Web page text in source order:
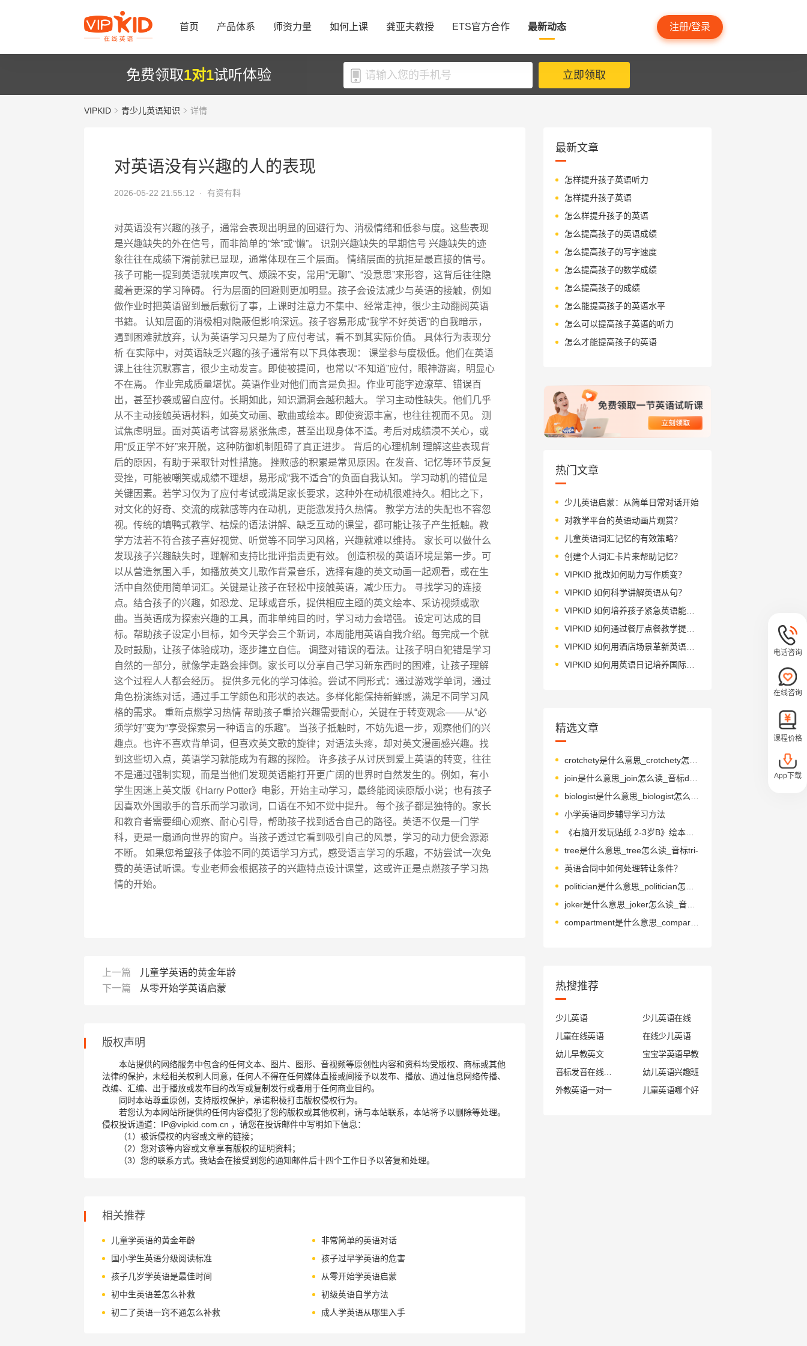
首页 产品体系 师资力量 如何上课 龚亚夫教授 ETS官方合作 最新动态 注册/登录
免费领取1对1试听体验 立即领取
VIPKID 青少儿英语知识 详情
对英语没有兴趣的人的表现
2026-05-22 21:55:12 · 有资有料
对英语没有兴趣的孩子，通常会表现出明显的回避行为、消极情绪和低参与度。这些表现
是兴趣缺失的外在信号，而非简单的“笨”或“懒”。 识别兴趣缺失的早期信号 兴趣缺失的迹
象往往在成绩下滑前就已显现，通常体现在三个层面。 情绪层面的抗拒是最直接的信号。
孩子可能一提到英语就唉声叹气、烦躁不安，常用“无聊”、“没意思”来形容，这背后往往隐
藏着更深的学习障碍。 行为层面的回避则更加明显。孩子会设法减少与英语的接触，例如
做作业时把英语留到最后敷衍了事，上课时注意力不集中、经常走神，很少主动翻阅英语
书籍。 认知层面的消极相对隐蔽但影响深远。孩子容易形成“我学不好英语”的自我暗示，
遇到困难就放弃，认为英语学习只是为了应付考试，看不到其实际价值。 具体行为表现分
析 在实际中，对英语缺乏兴趣的孩子通常有以下具体表现： 课堂参与度极低。他们在英语
课上往往沉默寡言，很少主动发言。即使被提问，也常以“不知道”应付，眼神游离，明显心
不在焉。 作业完成质量堪忧。英语作业对他们而言是负担。作业可能字迹潦草、错误百
出，甚至抄袭或留白应付。长期如此，知识漏洞会越积越大。 学习主动性缺失。他们几乎
从不主动接触英语材料，如英文动画、歌曲或绘本。即使资源丰富，也往往视而不见。 测
试焦虑明显。面对英语考试容易紧张焦虑，甚至出现身体不适。考后对成绩漠不关心，或
用“反正学不好”来开脱，这种防御机制阻碍了真正进步。 背后的心理机制 理解这些表现背
后的原因，有助于采取针对性措施。 挫败感的积累是常见原因。在发音、记忆等环节反复
受挫，可能被嘲笑或成绩不理想，易形成“我不适合”的负面自我认知。 学习动机的错位是
关键因素。若学习仅为了应付考试或满足家长要求，这种外在动机很难持久。相比之下，
对文化的好奇、交流的成就感等内在动机，更能激发持久热情。 教学方法的失配也不容忽
视。传统的填鸭式教学、枯燥的语法讲解、缺乏互动的课堂，都可能让孩子产生抵触。教
学方法若不符合孩子喜好视觉、听觉等不同学习风格，兴趣就难以维持。 家长可以做什么
发现孩子兴趣缺失时，理解和支持比批评指责更有效。 创造积极的英语环境是第一步。可
以从营造氛围入手，如播放英文儿歌作背景音乐，选择有趣的英文动画一起观看，或在生
活中自然使用简单词汇。关键是让孩子在轻松中接触英语，减少压力。 寻找学习的连接
点。结合孩子的兴趣，如恐龙、足球或音乐，提供相应主题的英文绘本、采访视频或歌
曲。当英语成为探索兴趣的工具，而非单纯目的时，学习动力会增强。 设定可达成的目
标。帮助孩子设定小目标，如今天学会三个新词，本周能用英语自我介绍。每完成一个就
及时鼓励，让孩子体验成功，逐步建立自信。 调整对错误的看法。让孩子明白犯错是学习
自然的一部分，就像学走路会摔倒。家长可以分享自己学习新东西时的困难，让孩子理解
这个过程人人都会经历。 提供多元化的学习体验。尝试不同形式：通过游戏学单词，通过
角色扮演练对话，通过手工学颜色和形状的表达。多样化能保持新鲜感，满足不同学习风
格的需求。 重新点燃学习热情 帮助孩子重拾兴趣需要耐心，关键在于转变观念——从“必
须学好”变为“享受探索另一种语言的乐趣”。 当孩子抵触时，不妨先退一步，观察他们的兴
趣点。也许不喜欢背单词，但喜欢英文歌的旋律；对语法头疼，却对英文漫画感兴趣。找
到这些切入点，英语学习就能成为有趣的探险。 许多孩子从讨厌到爱上英语的转变，往往
不是通过强制实现，而是当他们发现英语能打开更广阔的世界时自然发生的。例如，有小
学生因迷上英文版《Harry Potter》电影，开始主动学习，最终能阅读原版小说；也有孩子
因喜欢外国歌手的音乐而学习歌词，口语在不知不觉中提升。 每个孩子都是独特的。家长
和教育者需要细心观察、耐心引导，帮助孩子找到适合自己的路径。英语不仅是一门学
科，更是一扇通向世界的窗户。当孩子透过它看到吸引自己的风景，学习的动力便会源源
不断。 如果您希望孩子体验不同的英语学习方式，感受语言学习的乐趣，不妨尝试一次免
费的英语试听课。专业老师会根据孩子的兴趣特点设计课堂，这或许正是点燃孩子学习热
情的开始。
上一篇
儿童学英语的黄金年龄
下一篇
从零开始学英语启蒙
版权声明
本站提供的网络服务中包含的任何文本、图片、图形、音视频等原创性内容和资料均受版权、商标或其他
法律的保护，未经相关权利人同意，任何人不得在任何媒体直接或间接予以发布、播放、通过信息网络传播、
改编、汇编、出于播放或发布目的改写或复制发行或者用于任何商业目的。
同时本站尊重原创，支持版权保护，承诺积极打击版权侵权行为。
若您认为本网站所提供的任何内容侵犯了您的版权或其他权利，请与本站联系，本站将予以删除等处理。
侵权投诉通道：IP@vipkid.com.cn ，请您在投诉邮件中写明如下信息：
（1）被诉侵权的内容或文章的链接；
（2）您对该等内容或文章享有版权的证明资料；
（3）您的联系方式。我站会在接受到您的通知邮件后十四个工作日予以答复和处理。
相关推荐
儿童学英语的黄金年龄
非常简单的英语对话
国小学生英语分级阅读标准
孩子过早学英语的危害
孩子几岁学英语是最佳时间
从零开始学英语启蒙
初中生英语差怎么补救
初级英语自学方法
初二了英语一窍不通怎么补救
成人学英语从哪里入手
最新文章
怎样提升孩子英语听力
怎样提升孩子英语
怎么样提升孩子的英语
怎么提高孩子的英语成绩
怎么提高孩子的写字速度
怎么提高孩子的数学成绩
怎么提高孩子的成绩
怎么能提高孩子的英语水平
怎么可以提高孩子英语的听力
怎么才能提高孩子的英语
热门文章
少儿英语启蒙：从简单日常对话开始
对教学平台的英语动画片观赏？
儿童英语词汇记忆的有效策略？
创建个人词汇卡片来帮助记忆？
VIPKID 批改如何助力写作质变？
VIPKID 如何科学讲解英语从句？
VIPKID 如何培养孩子紧急英语能力？
VIPKID 如何通过餐厅点餐教学提升少儿英语应用能力？
VIPKID 如何用酒店场景革新英语教学？
VIPKID 如何用英语日记培养国际化人才？
精选文章
小学英语同步辅导学习方法
《右脑开发玩贴纸 2-3岁B》绘本简介
tree是什么意思_tree怎么读_音标tri-
英语合同中如何处理转让条件？
joker是什么意思_joker怎么读_音标ˈdʒəʊkə(r)
compartment是什么意思_compartment怎么读_音标kəm'pɑ-tmənt
热搜推荐
少儿英语
少儿英语在线
儿童在线英语
在线少儿英语
幼儿早教英文
宝宝学英语早教
幼儿英语兴趣班
外教英语一对一
儿童英语哪个好
电话咨询
在线咨询
课程价格
App下载